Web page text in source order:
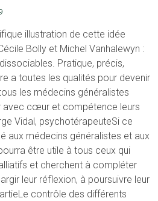
illustration de cette idée
Bolly et Michel Vanhalewyn :
Pratique, précis,
a toutes les qualités pour devenir
les médecins généralistes
avec cœur et compétence leurs
Vidal, psychotérapeuteSi ce
aux médecins généralistes et aux
être utile à tous ceux qui
et cherchent à compléter
leur réflexion, à poursuivre leur
contrôle des différents